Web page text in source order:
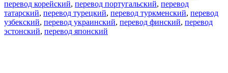
перевод корейский, перевод португальский, перевод
татарский, перевод турецкий, перевод туркменский, перевод
узбекский, перевод украинский, перевод финский, перевод
эстонский, перевод японский